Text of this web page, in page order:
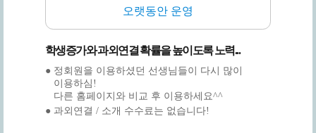
오랫동안 운영
학생증가와 과외연결 확률을 높이도록 노력...
● 정회원을 이용하셨던 선생님들이 다시 많이
이용하심!
다른 홈페이지와 비교 후 이용하세요^^
● 과외연결 / 소개 수수료는 없습니다!